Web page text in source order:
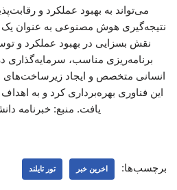
می‌تواند به بهبود عملکرد و
نتیجه‌گیری هوش مصنوعی به عنوان یک
نقش بسزایی در بهبود عملکرد و
برنامه‌ریزی مناسب،
انسانی متخصص و ایجاد زیرساخت‌های
این فناوری بهره‌برداری کرد و به
یافت. منبع: خبرنامه
برچسب‌ها: اخرین خبر تور تایلند